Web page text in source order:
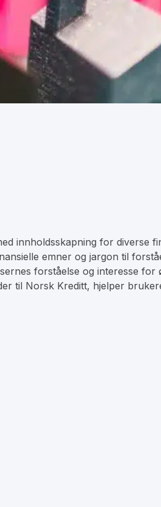
innholdsskapning for diverse
emner og jargon til
forståelse og interesse for
til Norsk Kreditt, hjelper